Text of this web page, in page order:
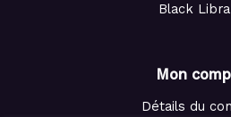
Black
Mon
Détails du